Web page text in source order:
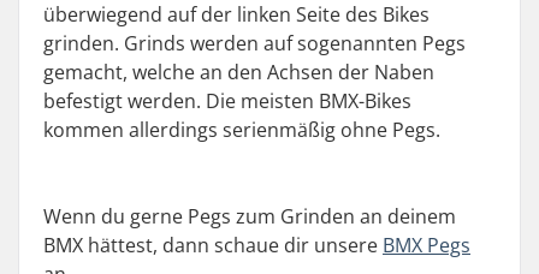
überwiegend auf der linken Seite des Bikes
grinden. Grinds werden auf sogenannten Pegs
gemacht, welche an den Achsen der Naben
befestigt werden. Die meisten BMX-Bikes
kommen allerdings serienmäßig ohne Pegs.
Wenn du gerne Pegs zum Grinden an deinem
BMX hättest, dann schaue dir unsere BMX Pegs